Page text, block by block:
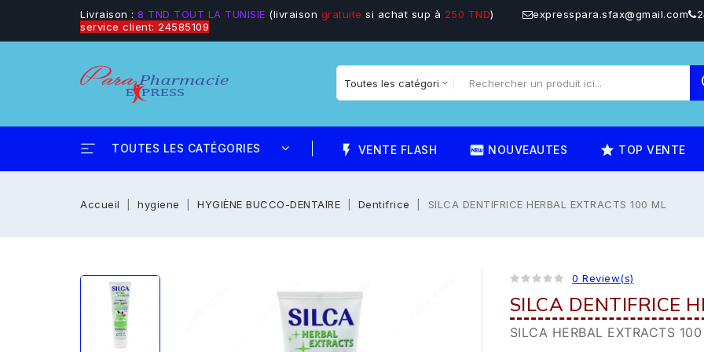
Livraison : 8 TND TOUT LA TUNISIE (livraison gratuite si achat sup à 250 TND)
service client: 24585109
expresspara.sfax@gmail.com
TOUTES LES CATÉGORIES flash_on VENTE FLASH fiber_new NOUVEAUTES star_rate
TOP VENTE
Accueil hygiene HYGIÈNE BUCCO-DENTAIRE Dentifrice SILCA DENTIFRICE HERBAL EXTRACTS 100 ML
0 Review(s)
SILCA DENTIFRICE
SILCA HERBAL EXTRACTS